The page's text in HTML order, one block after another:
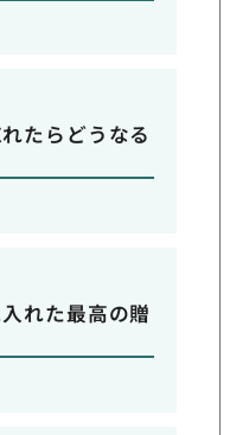
たらどうなる
れた最高の贈